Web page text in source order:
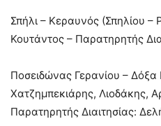
Σπήλι – Κεραυνός (Σπηλίου
Κουτάντος – Παρατηρητής
Ποσειδώνας Γερανίου –
Χατζημπεκιάρης, Λιοδάκης,
Παρατηρητής Διαιτησίας: